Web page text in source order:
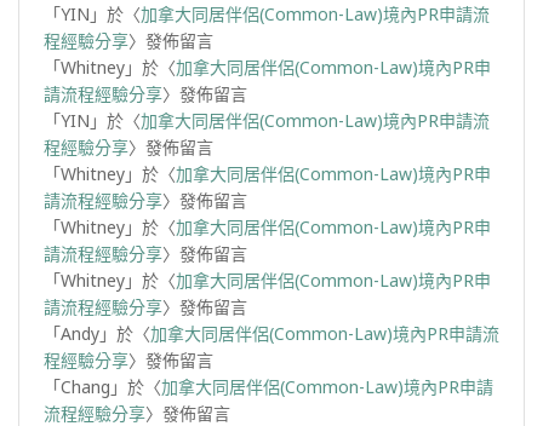
「YIN 」於〈加拿大同居伴侶(Common-Law)境內PR申請流
程經驗分享〉發佈留言
「Whitney 」於〈加拿大同居伴侶(Common-Law)境內PR申
請流程經驗分享〉發佈留言
「YIN 」於〈加拿大同居伴侶(Common-Law)境內PR申請流
程經驗分享〉發佈留言
「Whitney 」於〈加拿大同居伴侶(Common-Law)境內PR申
請流程經驗分享〉發佈留言
「Whitney 」於〈加拿大同居伴侶(Common-Law)境內PR申
請流程經驗分享〉發佈留言
「Whitney 」於〈加拿大同居伴侶(Common-Law)境內PR申
請流程經驗分享〉發佈留言
「Andy 」於〈加拿大同居伴侶(Common-Law)境內PR申請流
程經驗分享〉發佈留言
「Chang 」於〈加拿大同居伴侶(Common-Law)境內PR申請
流程經驗分享〉發佈留言